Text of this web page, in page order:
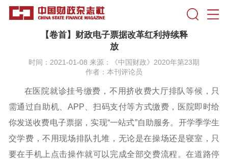
【卷首】财政电子票据改革红利持续释
放
时间：2021-01-08 来源：《中国财政》2020年第23期
作者：本刊评论员
在医院就诊挂号缴费，不用挤收费大厅排队等候，只
需通过自助机、APP、扫码支付等方式缴费，医院即时给
你发送收费电子票据，实现“一站式”自助服务。开学季学生
交学费，不用现场排队扎堆，无论是在操场还是寝室，只
要在手机上点击操作就可以完成全部交费流程。在道路停